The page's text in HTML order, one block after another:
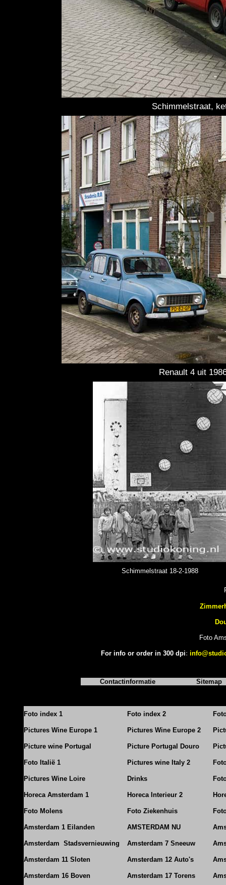
Schimmelstraat,
Renault 4 uit
Schimmelstraat 18-2-1988
Foto
For info or order in 300 dpi:
Contactinformatie Sitemap
Foto index 1 Foto index 2
Pictures Wine Europe 1 Pictures Wine Europe 2
Picture wine Portugal Picture Portugal Douro
Foto Italië 1 Pictures wine Italy 2
Pictures Wine Loire Drinks
Horeca Amsterdam 1 Horeca Interieur 2
Foto Molens Foto Ziekenhuis
Amsterdam 1 Eilanden AMSTERDAM NU
Amsterdam Stadsvernieuwing Amsterdam 7 Sneeuw
Amsterdam 11 Sloten Amsterdam 12 Auto's
Amsterdam 16 Boven Amsterdam 17 Torens